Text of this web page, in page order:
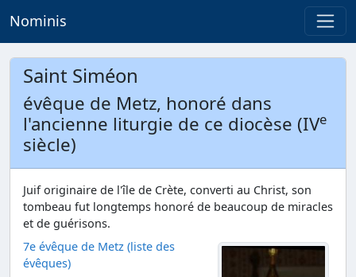
Nominis
Saint Siméon
évêque de Metz, honoré dans
l'ancienne liturgie de ce diocèse (IVe
siècle)
Juif originaire de l'île de Crète, converti au Christ, son
tombeau fut longtemps honoré de beaucoup de miracles
et de guérisons.
7e évêque de Metz (liste des
évêques)